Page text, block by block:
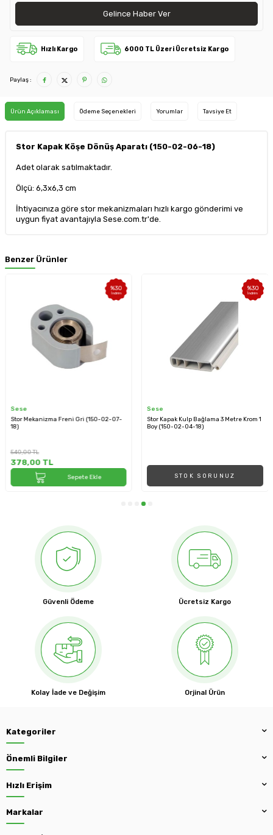
Gelince Haber Ver
Hızlı Kargo 6000 TL Üzeri Ücretsiz Kargo
Paylaş :
Ürün Açıklaması Ödeme Seçenekleri Yorumlar Tavsiye Et
Stor Kapak Köşe Dönüş Aparatı (150-02-06-18)
Adet olarak satılmaktadır.
Ölçü: 6,3x6,3 cm
İhtiyacınıza göre stor mekanizmaları hızlı kargo gönderimi ve
uygun fiyat avantajıyla Sese.com.tr'de.
Benzer Ürünler
%30
İndirim
Sese
Stor Mekanizma Freni Gri (150-02-07-
18)
540,00TL
378,00TL
Sepete Ekle
%30
İndirim
Sese
Stor Kapak Kulp Bağlama 3 Metre Krom 1
Boy (150-02-04-18)
STOK SORUNUZ
Güvenli Ödeme Ücretsiz Kargo
Kolay İade ve Değişim Orjinal Ürün
Kategoriler
Önemli Bilgiler
Hızlı Erişim
Markalar